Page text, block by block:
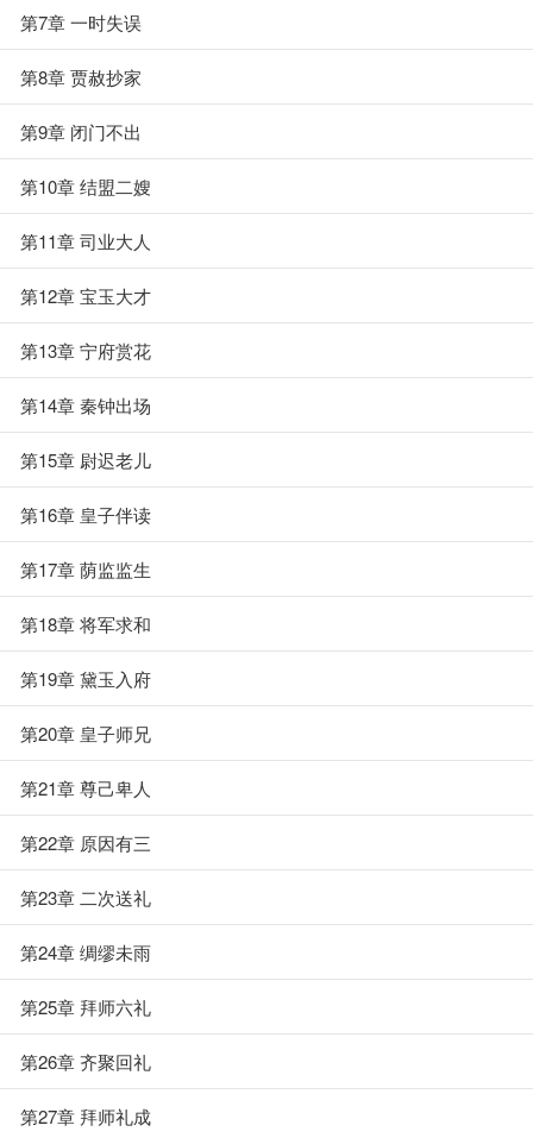
第7章 一时失误
第8章 贾赦抄家
第9章 闭门不出
第10章 结盟二嫂
第11章 司业大人
第12章 宝玉大才
第13章 宁府赏花
第14章 秦钟出场
第15章 尉迟老儿
第16章 皇子伴读
第17章 荫监监生
第18章 将军求和
第19章 黛玉入府
第20章 皇子师兄
第21章 尊己卑人
第22章 原因有三
第23章 二次送礼
第24章 绸缪未雨
第25章 拜师六礼
第26章 齐聚回礼
第27章 拜师礼成